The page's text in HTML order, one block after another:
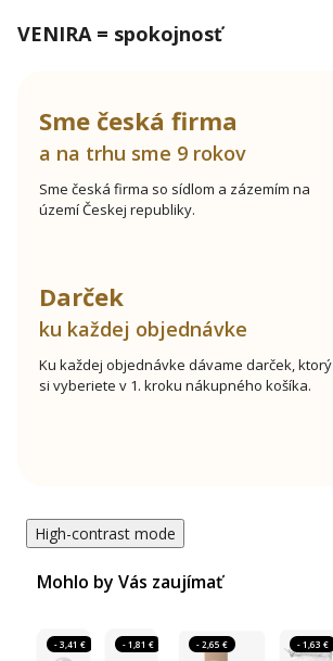
VENIRA = spokojnosť
Sme česká firma
a na trhu sme 9 rokov
Sme česká firma so sídlom a zázemím na
území Českej republiky.
Darček
ku každej objednávke
Ku každej objednávke dávame darček, ktorý
si vyberiete v 1. kroku nákupného košíka.
High-contrast mode
Mohlo by Vás zaujímať
- 3,41 € - 1,81 € - 2,65 € - 1,63 €